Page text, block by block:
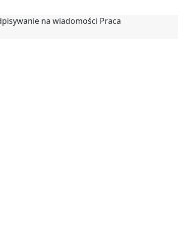
na wiadomości Praca